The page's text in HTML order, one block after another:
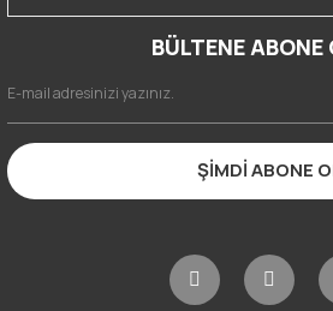
BÜLTENE ABONE
ŞİMDİ ABONE